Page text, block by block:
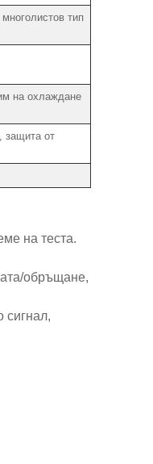
тип
на охлаждане
защита от
на теста.
обръщане,
сигнал,